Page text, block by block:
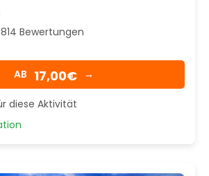
Bewertungen
AB 17,00€ →
diese Aktivität